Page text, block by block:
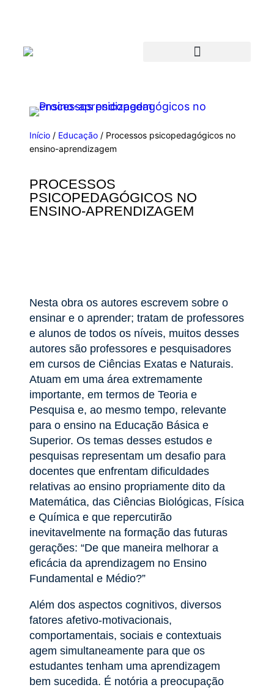
Início / Educação / Processos psicopedagógicos no
ensino-aprendizagem
PROCESSOS
PSICOPEDAGÓGICOS NO
ENSINO-APRENDIZAGEM
Nesta obra os autores escrevem sobre o
ensinar e o aprender; tratam de professores
e alunos de todos os níveis, muitos desses
autores são professores e pesquisadores
em cursos de Ciências Exatas e Naturais.
Atuam em uma área extremamente
importante, em termos de Teoria e
Pesquisa e, ao mesmo tempo, relevante
para o ensino na Educação Básica e
Superior. Os temas desses estudos e
pesquisas representam um desafio para
docentes que enfrentam dificuldades
relativas ao ensino propriamente dito da
Matemática, das Ciências Biológicas, Física
e Química e que repercutirão
inevitavelmente na formação das futuras
gerações: “De que maneira melhorar a
eficácia da aprendizagem no Ensino
Fundamental e Médio?”
Além dos aspectos cognitivos, diversos
fatores afetivo-motivacionais,
comportamentais, sociais e contextuais
agem simultaneamente para que os
estudantes tenham uma aprendizagem
bem sucedida. É notória a preocupação